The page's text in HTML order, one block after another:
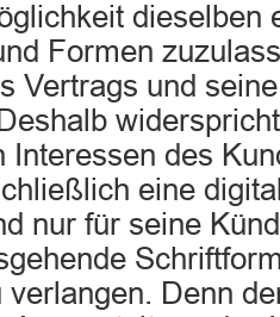
dieselben
Formen
Vertrags und
Interessen des
eine
nur für seine
Denn